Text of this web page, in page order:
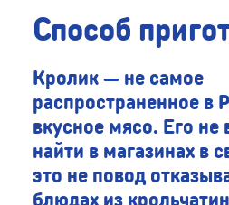
Способ
Кролик — не самое
распространенное в
вкусное мясо. Его не
найти в магазинах в
это не повод